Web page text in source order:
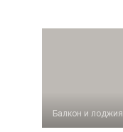
Балкон и лоджия